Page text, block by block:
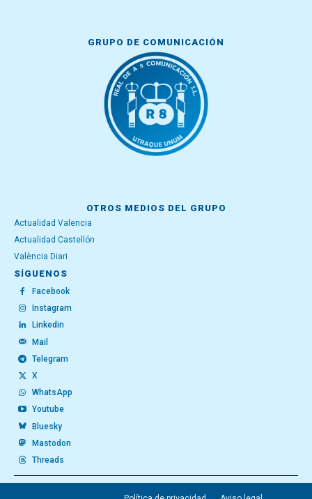
GRUPO DE COMUNICACIÓN
OTROS MEDIOS DEL GRUPO
Actualidad Valencia
Actualidad Castellón
València Diari
SÍGUENOS
Facebook
Instagram
Linkedin
Mail
Telegram
X
WhatsApp
Youtube
Bluesky
Mastodon
Threads